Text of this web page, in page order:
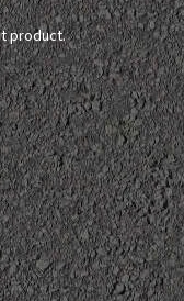
product.